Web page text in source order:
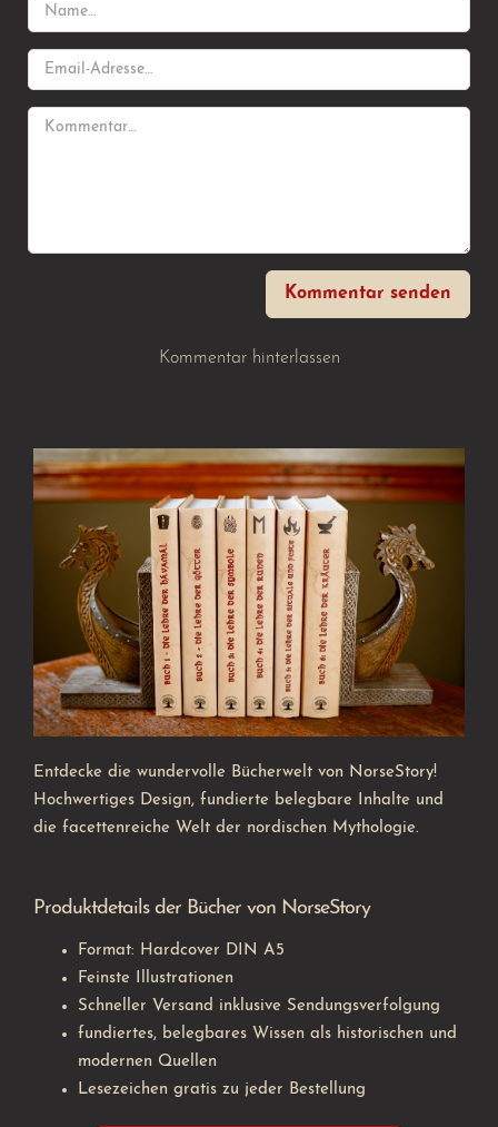
Kommentar senden
Kommentar hinterlassen
Entdecke die wundervolle Bücherwelt von NorseStory!
Hochwertiges Design, fundierte belegbare Inhalte und
die facettenreiche Welt der nordischen Mythologie.
Produktdetails der Bücher von NorseStory
Format: Hardcover DIN A5
Feinste Illustrationen
Schneller Versand inklusive Sendungsverfolgung
fundiertes, belegbares Wissen als historischen und
modernen Quellen
Lesezeichen gratis zu jeder Bestellung